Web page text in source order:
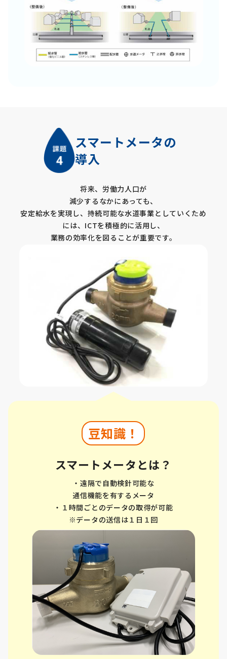
スマートメータの
導入
将来、労働力人口が
減少するなかにあっても、
安定給水を実現し、持続可能な水道事業としていくため
には、ICTを積極的に活用し、
業務の効率化を図ることが重要です。
豆知識！
スマートメータとは？
・遠隔で自動検針可能な
通信機能を有するメータ
・１時間ごとのデータの取得が可能
※データの送信は１日１回